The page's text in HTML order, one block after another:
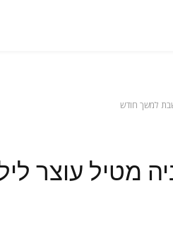
למשך חודש
מטיל עוצר